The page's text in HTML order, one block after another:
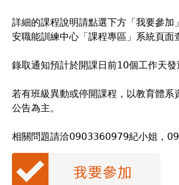
詳細的課程說明請點選下方「我要參加
安職能訓練中心「課程專區」系統頁面
錄取通知預計於開課日前10個工作天發
若有班級異動或停開課程，以教育體系
公告為主。
相關問題請洽0903360979紀小姐，